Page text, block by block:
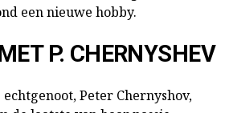
een nieuwe hobby.
P. CHERNYSHEV
Peter Chernyshov,